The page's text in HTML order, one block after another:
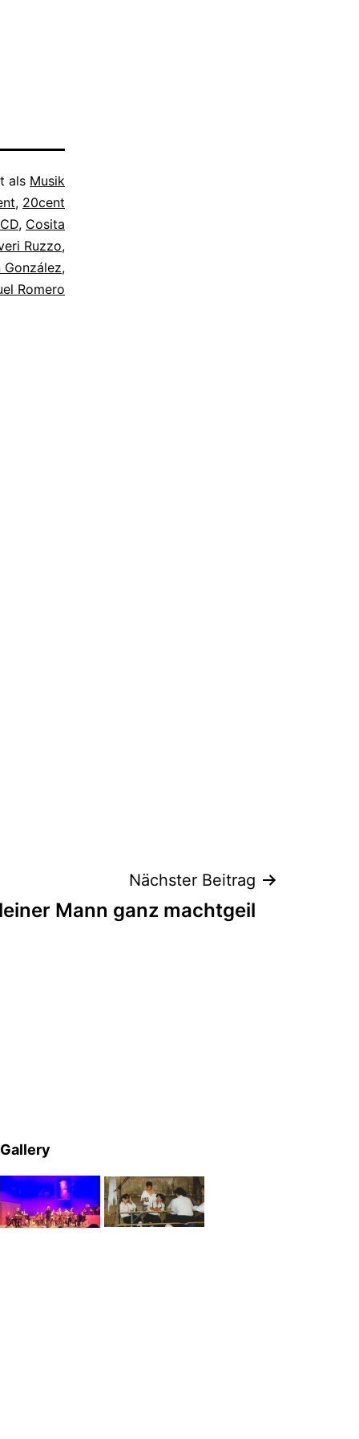
als Musik
, 20cent
CD, Cosita
Ruzzo,
González,
Romero
Nächster Beitrag
Mann ganz machtgeil
Gallery